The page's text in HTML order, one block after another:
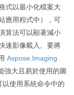
式以最小化檔案大
應用程式中），可
算法可以顯著減小
速影像載入。要將
Aspose.Imaging
強大且易於使用的圖
使用系統命令中的